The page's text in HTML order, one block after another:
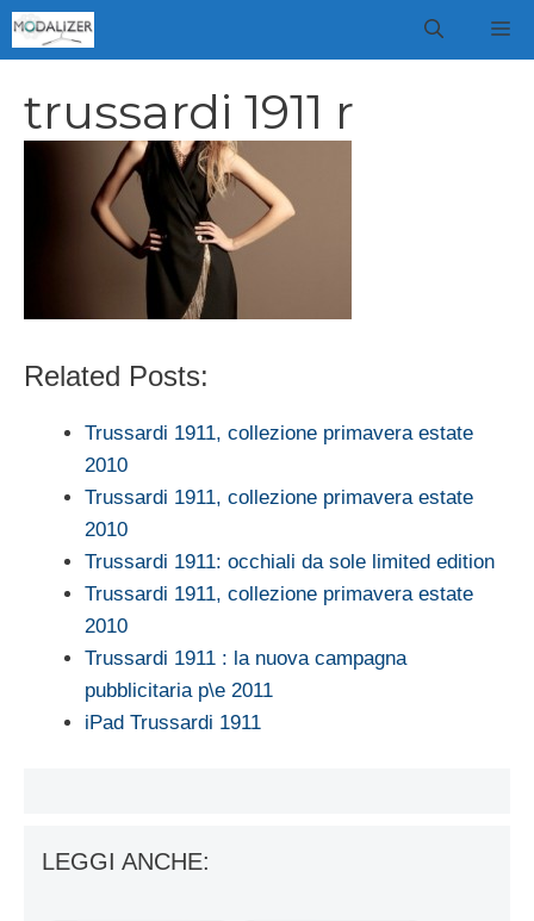
Vai
al
trussardi 1911 r
Related Posts:
Trussardi 1911, collezione primavera estate
2010
Trussardi 1911, collezione primavera estate
2010
Trussardi 1911: occhiali da sole limited edition
Trussardi 1911, collezione primavera estate
2010
Trussardi 1911 : la nuova campagna
pubblicitaria p\e 2011
iPad Trussardi 1911
LEGGI ANCHE: